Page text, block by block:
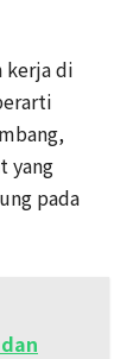
kerja di
yang
pada